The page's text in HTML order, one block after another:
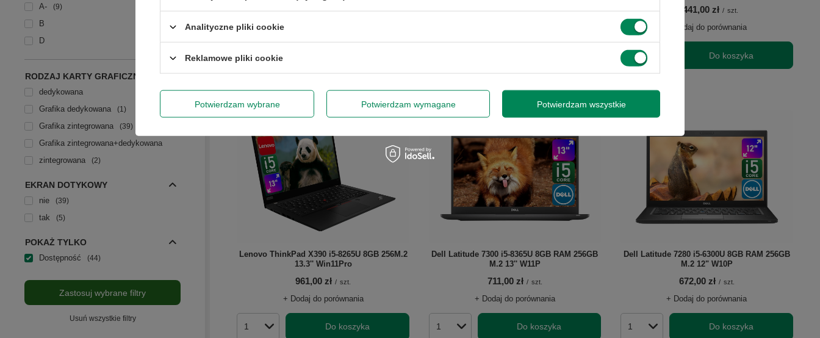
A-
9
B
D
+ Rozwiń
RODZAJ KARTY GRAFICZNEJ
dedykowana
Grafika dedykowana
1
Grafika zintegrowana 39
Grafika zintegrowana+dedykowana
zintegrowana
2
EKRAN DOTYKOWY
nie 39
tak 5
POKAŻ TYLKO
Dostępność 44
Zastosuj wybrane filtry
Usuń wszystkie filtry
+ Dodaj do porównania
Ilość produktów
1 441,00 zł / szt.
+ Dodaj do porównania
Ilość produktów Do koszyka
Lenovo ThinkPad X390 i5-8265U 8GB 256M.2
13.3'' Win11Pro
961,00 zł / szt.
+ Dodaj do porównania
Ilość produktów Do koszyka
Dell Latitude 7300 i5-8365U 8GB RAM 256GB
M.2 13'' W11P
711,00 zł / szt.
+ Dodaj do porównania
Ilość produktów Do koszyka
Dell Latitude 7280 i5-6300U 8GB RAM 256GB
M.2 12" W10P
672,00 zł / szt.
+ Dodaj do porównania
Ilość produktów Do koszyka
Analityczne pliki cookie
Reklamowe pliki cookie
Potwierdzam wybrane Potwierdzam wymagane Potwierdzam wszystkie